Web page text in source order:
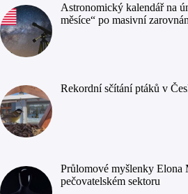
Astronomický kalendář na
měsíce“ po masivní
Rekordní sčítání ptáků v
Průlomové myšlenky Elona
pečovatelském sektoru